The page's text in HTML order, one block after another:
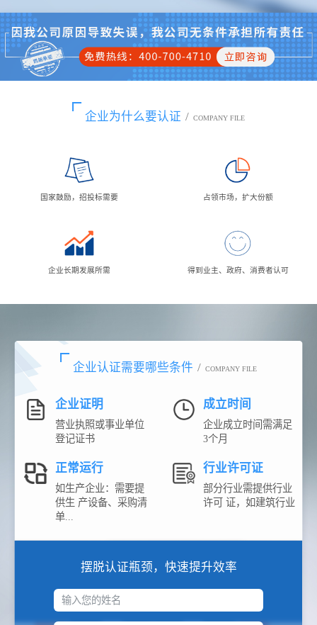
企业为什么要认证 / COMPANY FILE
国家鼓励，招投标需要 占领市场，扩大份额
企业长期发展所需 得到业主、政府、消费者认可
企业认证需要哪些条件 / COMPANY FILE
企业证明
营业执照或事业单位
登记证书
成立时间
企业成立时间需满足
3个月
正常运行
如生产企业：需要提
供生 产设备、采购清
单...
行业许可证
部分行业需提供行业
许可 证，如建筑行业
摆脱认证瓶颈，快速提升效率
输入您的姓名